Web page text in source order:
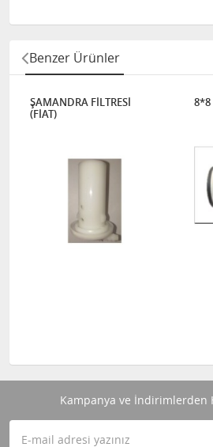
Benzer Ürünler
ŞAMANDRA FİLTRESİ
(FİAT)
8*8
Kampanya ve İndirimlerden